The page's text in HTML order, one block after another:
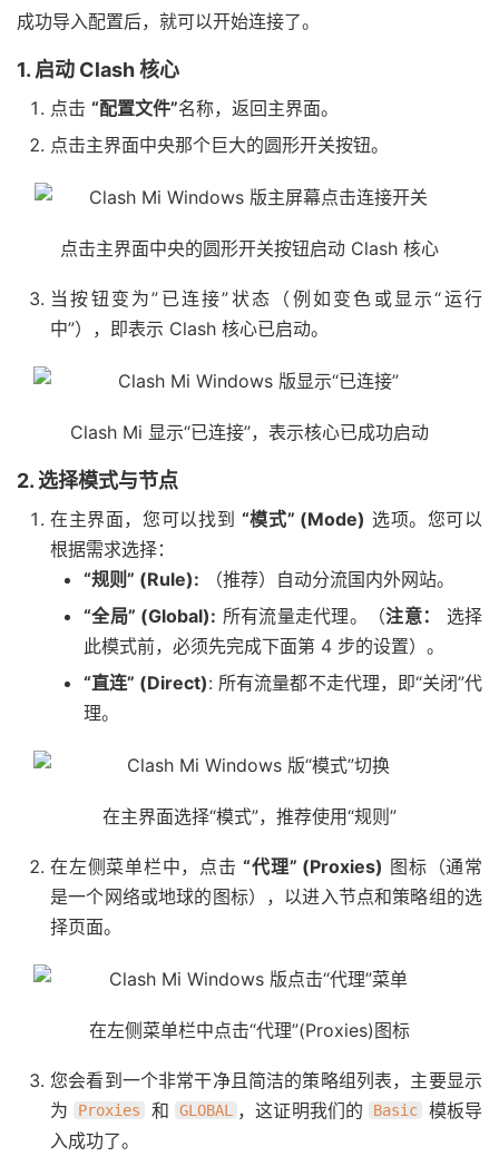
成功导入配置后，就可以开始连接了。
1. 启动 Clash 核心
点击 “配置文件”名称，返回主界面。
点击主界面中央那个巨大的圆形开关按钮。
点击主界面中央的圆形开关按钮启动 Clash 核心
当按钮变为”已连接”状态（例如变色或显示“运行
中”），即表示 Clash 核心已启动。
Clash Mi 显示“已连接”，表示核心已成功启动
2. 选择模式与节点
在主界面，您可以找到 “模式” (Mode) 选项。您可以
根据需求选择：
“规则” (Rule): （推荐）自动分流国内外网站。
“全局” (Global): 所有流量走代理。（注意：
选择
此模式前，必须先完成下面第 4 步的设置）。
“直连” (Direct): 所有流量都不走代理，即“关闭”代
理。
在主界面选择“模式”，推荐使用“规则”
在左侧菜单栏中，点击“代理” (Proxies) 图标（通常
是一个网络或地球的图标），以进入节点和策略组的选
择页面。
在左侧菜单栏中点击“代理”(Proxies)图标
您会看到一个非常干净且简洁的策略组列表，主要显示
为
Proxies 和 GLOBAL ，这证明我们的 Basic
模板导
入成功了。